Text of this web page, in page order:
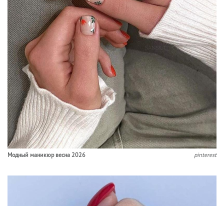
Модный маникюр весна 2026 pinterest